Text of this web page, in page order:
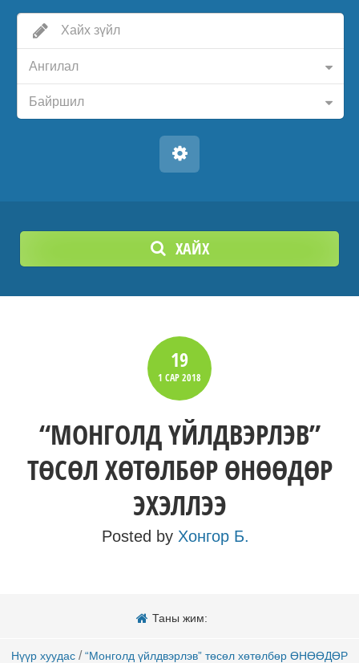
Ангилал
Байршил
ХАЙХ
19
1 САР2018
“МОНГОЛД ҮЙЛДВЭРЛЭВ”
ТӨСӨЛ ХӨТӨЛБӨР ӨНӨӨДӨР
ЭХЭЛЛЭЭ
Posted by Хонгор Б.
Таны жим:
Нүүр хуудас / “Монголд үйлдвэрлэв” төсөл хөтөлбөр ӨНӨӨДӨР